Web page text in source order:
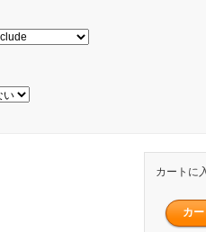
カートに